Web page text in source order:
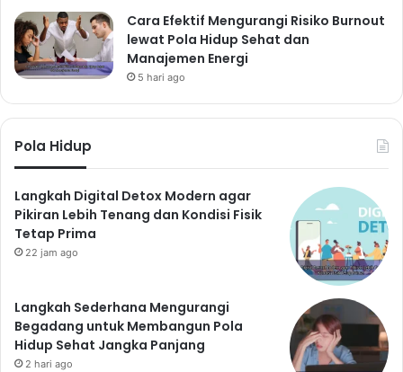
Cara Efektif Mengurangi Risiko Burnout
lewat Pola Hidup Sehat dan
Manajemen Energi
5 hari ago
Pola Hidup
Langkah Digital Detox Modern agar
Pikiran Lebih Tenang dan Kondisi Fisik
Tetap Prima
22 jam ago
Langkah Sederhana Mengurangi
Begadang untuk Membangun Pola
Hidup Sehat Jangka Panjang
2 hari ago